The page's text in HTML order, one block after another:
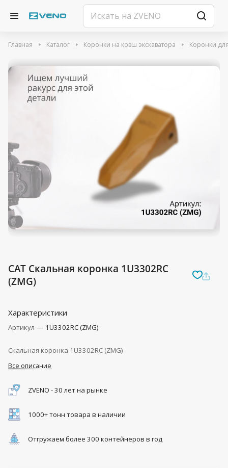
Главная Каталог Коронки на ковш экскаватора Коронки
CAT Скальная коронка 1U3302RC
(ZMG)
Характеристики
Артикул — 1U3302RC (ZMG)
Скальная коронка 1U3302RC (ZMG)
Все описание
ZVENO - 30 лет на рынке
1000+ тонн товара в наличии
Отгружаем более 300 контейнеров в год